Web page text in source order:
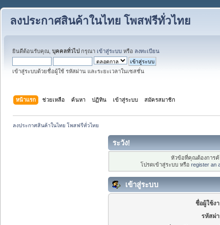
ลงประกาศสินค้าในไทย โพสฟรีทั่วไทย
ยินดีต้อนรับคุณ, บุคคลทั่วไป กรุณา เข้าสู่ระบบ หรือ ลงทะเบียน
เข้าสู่ระบบด้วยชื่อผู้ใช้ รหัสผ่าน และระยะเวลาในเซสชั่น
หน้าแรก ช่วยเหลือ ค้นหา ปฏิทิน เข้าสู่ระบบ สมัครสมาชิก
ลงประกาศสินค้าในไทย โพสฟรีทั่วไทย
ระวัง!
หัวข้อที่คุณต้องการ
โปรดเข้าสู่ระบบ หรือ register an
เข้าสู่ระบบ
ชื่อผู้ใช้ง
รหัสผ่